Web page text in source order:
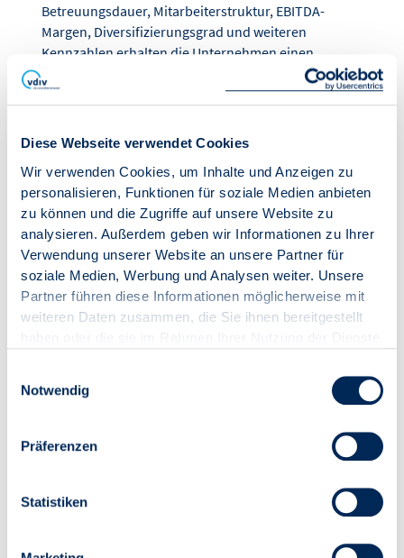
Diese Webseite verwendet Cookies
Wir verwenden Cookies, um Inhalte und Anzeigen zu
personalisieren, Funktionen für soziale Medien anbieten
zu können und die Zugriffe auf unsere Website zu
analysieren. Außerdem geben wir Informationen zu Ihrer
Verwendung unserer Website an unsere Partner für
soziale Medien, Werbung und Analysen weiter. Unsere
Partner führen diese Informationen möglicherweise mit
weiteren Daten zusammen, die Sie ihnen bereitgestellt
Notwendig
Präferenzen
Statistiken
Betreuungsdauer, Mitarbeiterstruktur, EBITDA-
Margen, Diversifizierungsgrad und weiteren
Kennzahlen erhalten die Unternehmen einen
betriebswirtschaftlichen Gesamtüberblick sowie
einen gruppeninternen und branchenweiten
Mit der Arbeitsgemeinschaft der Großen
Unternehmen hat der Verband der
Immobilienverwalter Deutschland e. V. im Jahr 2017
für Immobilienverwaltungen mit großem Bestand die
Möglichkeit geschaffen, sich auf gleicher Ebene
auszutauschen und fördert den Austausch
bestmöglich.